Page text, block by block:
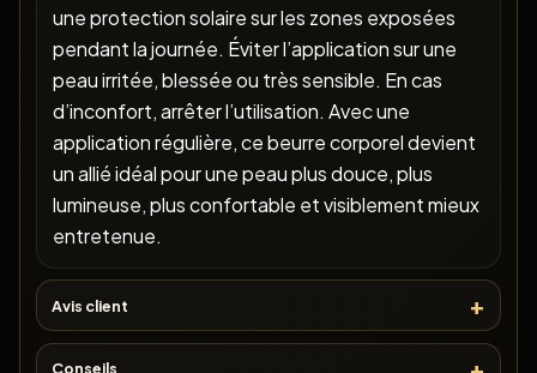
une protection solaire sur les zones exposées
pendant la journée. Éviter l’application sur une
peau irritée, blessée ou très sensible. En cas
d’inconfort, arrêter l’utilisation. Avec une
application régulière, ce beurre corporel devient
un allié idéal pour une peau plus douce, plus
lumineuse, plus confortable et visiblement mieux
entretenue.
Avis client
Conseils